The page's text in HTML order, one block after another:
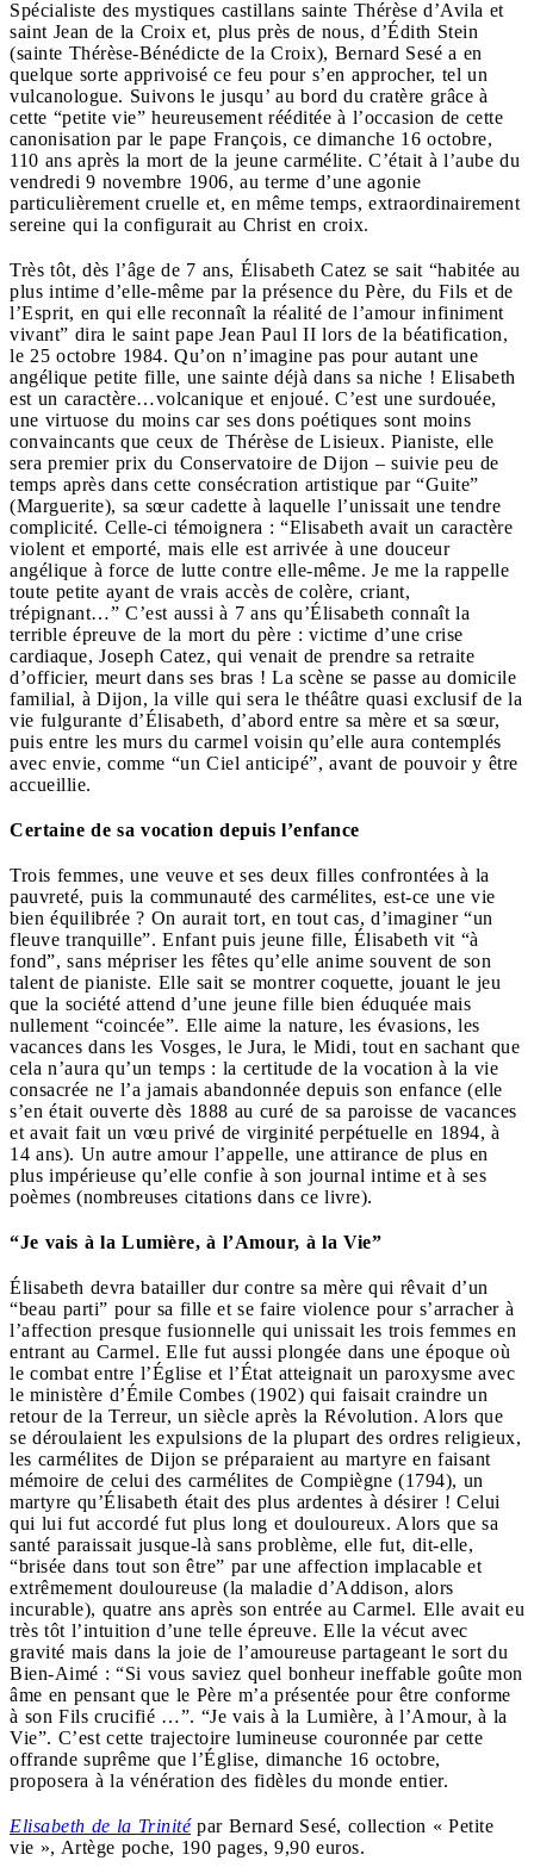
Spécialiste des mystiques castillans sainte Thérèse d’Avila et
saint Jean de la Croix et, plus près de nous, d’Édith Stein
(sainte Thérèse-Bénédicte de la Croix), Bernard Sesé a en
quelque sorte apprivoisé ce feu pour s’en approcher, tel un
vulcanologue. Suivons le jusqu’ au bord du cratère grâce à
cette “petite vie” heureusement rééditée à l’occasion de cette
canonisation par le pape François, ce dimanche 16 octobre,
110 ans après la mort de la jeune carmélite. C’était à l’aube du
vendredi 9 novembre 1906, au terme d’une agonie
particulièrement cruelle et, en même temps, extraordinairement
sereine qui la configurait au Christ en croix.
Très tôt, dès l’âge de 7 ans, Élisabeth Catez se sait “habitée au
plus intime d’elle-même par la présence du Père, du Fils et de
l’Esprit, en qui elle reconnaît la réalité de l’amour infiniment
vivant” dira le saint pape Jean Paul II lors de la béatification,
le 25 octobre 1984. Qu’on n’imagine pas pour autant une
angélique petite fille, une sainte déjà dans sa niche ! Elisabeth
est un caractère…volcanique et enjoué. C’est une surdouée,
une virtuose du moins car ses dons poétiques sont moins
convaincants que ceux de Thérèse de Lisieux. Pianiste, elle
sera premier prix du Conservatoire de Dijon – suivie peu de
temps après dans cette consécration artistique par “Guite”
(Marguerite), sa sœur cadette à laquelle l’unissait une tendre
complicité. Celle-ci témoignera : “Elisabeth avait un caractère
violent et emporté, mais elle est arrivée à une douceur
angélique à force de lutte contre elle-même. Je me la rappelle
toute petite ayant de vrais accès de colère, criant,
trépignant…” C’est aussi à 7 ans qu’Élisabeth connaît la
terrible épreuve de la mort du père : victime d’une crise
cardiaque, Joseph Catez, qui venait de prendre sa retraite
d’officier, meurt dans ses bras ! La scène se passe au domicile
familial, à Dijon, la ville qui sera le théâtre quasi exclusif de la
vie fulgurante d’Élisabeth, d’abord entre sa mère et sa sœur,
puis entre les murs du carmel voisin qu’elle aura contemplés
avec envie, comme “un Ciel anticipé”, avant de pouvoir y être
accueillie.
Certaine de sa vocation depuis l’enfance
Trois femmes, une veuve et ses deux filles confrontées à la
pauvreté, puis la communauté des carmélites, est-ce une vie
bien équilibrée ? On aurait tort, en tout cas, d’imaginer “un
fleuve tranquille”. Enfant puis jeune fille, Élisabeth vit “à
fond”, sans mépriser les fêtes qu’elle anime souvent de son
talent de pianiste. Elle sait se montrer coquette, jouant le jeu
que la société attend d’une jeune fille bien éduquée mais
nullement “coincée”. Elle aime la nature, les évasions, les
vacances dans les Vosges, le Jura, le Midi, tout en sachant que
cela n’aura qu’un temps : la certitude de la vocation à la vie
consacrée ne l’a jamais abandonnée depuis son enfance (elle
s’en était ouverte dès 1888 au curé de sa paroisse de vacances
et avait fait un vœu privé de virginité perpétuelle en 1894, à
14 ans). Un autre amour l’appelle, une attirance de plus en
plus impérieuse qu’elle confie à son journal intime et à ses
poèmes (nombreuses citations dans ce livre).
“Je vais à la Lumière, à l’Amour, à la Vie”
Élisabeth devra batailler dur contre sa mère qui rêvait d’un
“beau parti” pour sa fille et se faire violence pour s’arracher à
l’affection presque fusionnelle qui unissait les trois femmes en
entrant au Carmel. Elle fut aussi plongée dans une époque où
le combat entre l’Église et l’État atteignait un paroxysme avec
le ministère d’Émile Combes (1902) qui faisait craindre un
retour de la Terreur, un siècle après la Révolution. Alors que
se déroulaient les expulsions de la plupart des ordres religieux,
les carmélites de Dijon se préparaient au martyre en faisant
mémoire de celui des carmélites de Compiègne (1794), un
martyre qu’Élisabeth était des plus ardentes à désirer ! Celui
qui lui fut accordé fut plus long et douloureux. Alors que sa
santé paraissait jusque-là sans problème, elle fut, dit-elle,
“brisée dans tout son être” par une affection implacable et
extrêmement douloureuse (la maladie d’Addison, alors
incurable), quatre ans après son entrée au Carmel. Elle avait eu
très tôt l’intuition d’une telle épreuve. Elle la vécut avec
gravité mais dans la joie de l’amoureuse partageant le sort du
Bien-Aimé : “Si vous saviez quel bonheur ineffable goûte mon
âme en pensant que le Père m’a présentée pour être conforme
à son Fils crucifié …”. “Je vais à la Lumière, à l’Amour, à la
Vie”. C’est cette trajectoire lumineuse couronnée par cette
offrande suprême que l’Église, dimanche 16 octobre,
proposera à la vénération des fidèles du monde entier.
Elisabeth de la Trinité par Bernard Sesé, collection « Petite
vie », Artège poche, 190 pages, 9,90 euros.